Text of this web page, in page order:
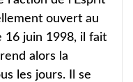
ouvert au
16 juin 1998, il fait
alors la
les jours. Il se